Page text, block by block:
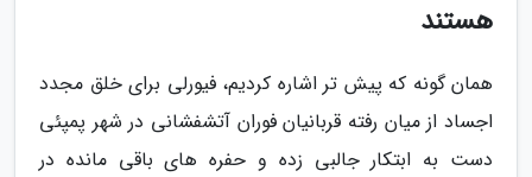
هستند
همان گونه که پیش تر اشاره کردیم، فیورلی برای خلق مجدد
اجساد از میان رفته قربانیان فوران آتشفشانی در شهر پمپئی
دست به ابتکار جالبی زده و حفره های باقی مانده در